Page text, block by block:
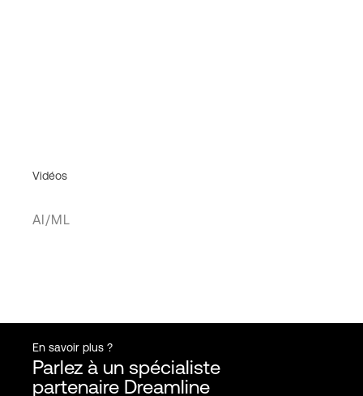
Vidéos
AI/ML
En savoir plus ?
Parlez à un spécialiste
partenaire Dreamline